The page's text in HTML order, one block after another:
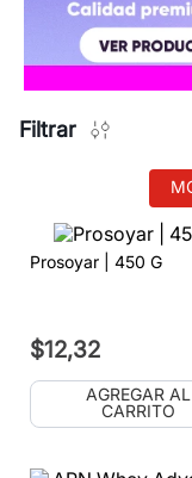
Filtrar
Prosoyar | 450 G
$12,32
AGREGAR AL
CARRITO